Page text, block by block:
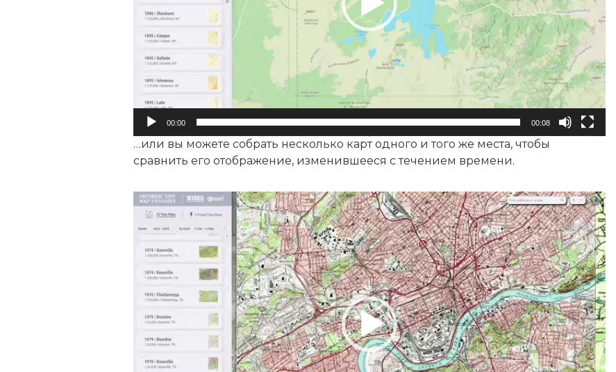
00:00 00:08
…или вы можете собрать несколько карт одного и того же места, чтобы
сравнить его отображение, изменившееся с течением времени.
Видеоплеер